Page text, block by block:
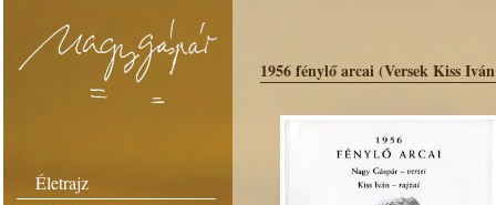
Életrajz
1956 fénylő arcai (Versek Kiss